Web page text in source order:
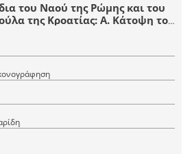
του Ναού της Ρώμης και του
της Κροατίας: A. Κάτοψη του
του σηκού. C. Πρόσοψη. D.
E. Τμήμα όψης γωνιακού
F. Βάση κίονα. G. Τμήμα
Η. Άνοψη κίονα. Ι. Άνοψη
γείσου.